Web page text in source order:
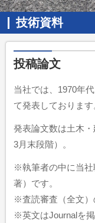
技術資料
投稿論文
当社では、1970年
て発表しております
発表論文数は土木
3月末段階）。
※執筆者の中に当社
著）です。
※査読審査（全文）
※英文はJournalを